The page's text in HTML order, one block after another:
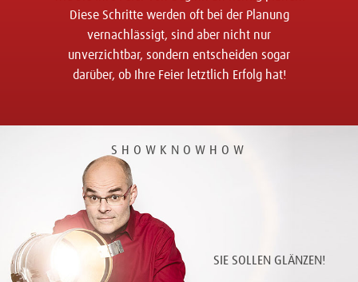
Diese Schritte werden oft bei der Planung
vernachlässigt, sind aber nicht nur
unverzichtbar, sondern entscheiden sogar
darüber, ob Ihre Feier letztlich Erfolg hat!
SIE SOLLEN GLÄNZEN!
SHOWKNOWHOW